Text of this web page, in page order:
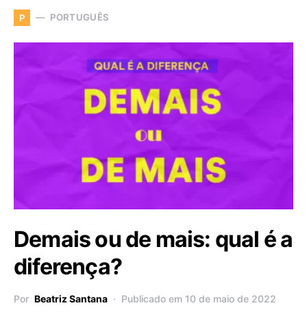
P PORTUGUÊS
Demais ou de mais: qual é a
diferença?
Por Beatriz Santana Publicado em 10 de maio de 2022